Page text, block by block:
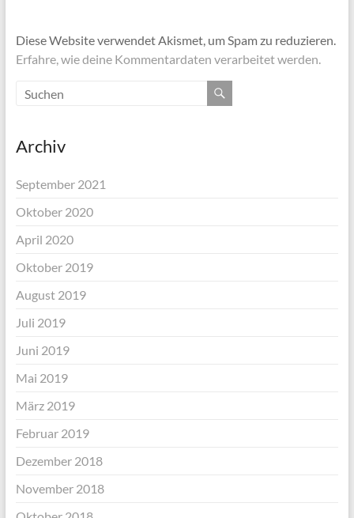
Diese Website verwendet Akismet, um Spam zu reduzieren.
Erfahre, wie deine Kommentardaten verarbeitet werden.
Archiv
September 2021
Oktober 2020
April 2020
Oktober 2019
August 2019
Juli 2019
Juni 2019
Mai 2019
März 2019
Februar 2019
Dezember 2018
November 2018